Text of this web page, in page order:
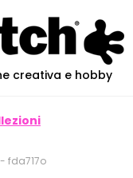
creativa e hobby
fda717o